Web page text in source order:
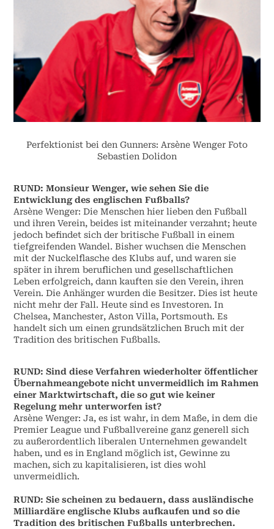
Perfektionist bei den Gunners: Arsène Wenger Foto
Sebastien Dolidon
RUND: Monsieur Wenger, wie sehen Sie die
Entwicklung des englischen Fußballs?
Arsène Wenger: Die Menschen hier lieben den Fußball
und ihren Verein, beides ist miteinander verzahnt; heute
jedoch befindet sich der britische Fußball in einem
tiefgreifenden Wandel. Bisher wuchsen die Menschen
mit der Nuckelflasche des Klubs auf, und waren sie
später in ihrem beruflichen und gesellschaftlichen
Leben erfolgreich, dann kauften sie den Verein, ihren
Verein. Die Anhänger wurden die Besitzer. Dies ist heute
nicht mehr der Fall. Heute sind es Investoren. In
Chelsea, Manchester, Aston Villa, Portsmouth. Es
handelt sich um einen grundsätzlichen Bruch mit der
Tradition des britischen Fußballs.
RUND: Sind diese Verfahren wiederholter öffentlicher
Übernahmeangebote nicht unvermeidlich im Rahmen
einer Marktwirtschaft, die so gut wie keiner
Regelung mehr unterworfen ist?
Arsène Wenger: Ja, es ist wahr, in dem Maße, in dem die
Premier League und Fußballvereine ganz generell sich
zu außerordentlich liberalen Unternehmen gewandelt
haben, und es in England möglich ist, Gewinne zu
machen, sich zu kapitalisieren, ist dies wohl
unvermeidlich.
RUND: Sie scheinen zu bedauern, dass ausländische
Milliardäre englische Klubs aufkaufen und so die
Tradition des britischen Fußballs unterbrechen.